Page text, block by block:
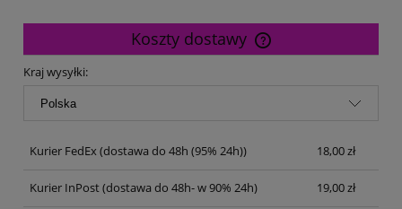
Koszty dostawy
Cena nie zawiera ewentualnych kosztów płatności
Kraj wysyłki:
Kurier FedEx(dostawa do 48h (95% 24h)) 18,00 zł
Kurier InPost(dostawa do 48h- w 90% 24h) 19,00 zł